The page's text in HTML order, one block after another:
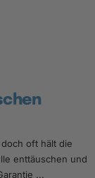
oft hält die
enttäuschen und
...